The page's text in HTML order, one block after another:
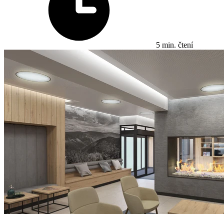
5 min. čtení